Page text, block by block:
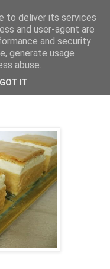
to deliver its services
and user-agent are
and security
generate usage
abuse.
GOT IT